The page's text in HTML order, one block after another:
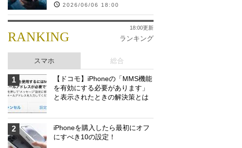
2026/06/06 18:00
RANKING ランキング
18:00更新
スマホ 総合
1
【ドコモ】iPhoneの「MMS機能
を有効にする必要があります」
と表示されたときの解決策とは
2
iPhoneを購入したら最初にオフ
にすべき10の設定！